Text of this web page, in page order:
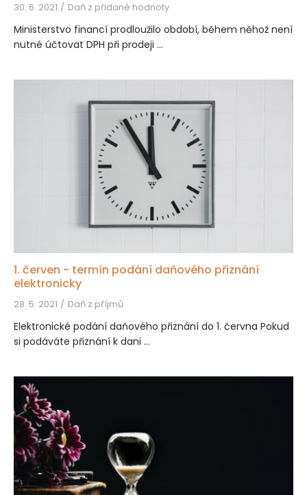
30. 6. 2021 Daň z přidané hodnoty
Ministerstvo financí prodloužilo období, během něhož není
nutné účtovat DPH při prodeji ...
1. červen - termín podání daňového přiznání
elektronicky
28. 5. 2021 Daň z příjmů
Elektronické podání daňového přiznání do 1. června Pokud
si podáváte přiznání k dani ...